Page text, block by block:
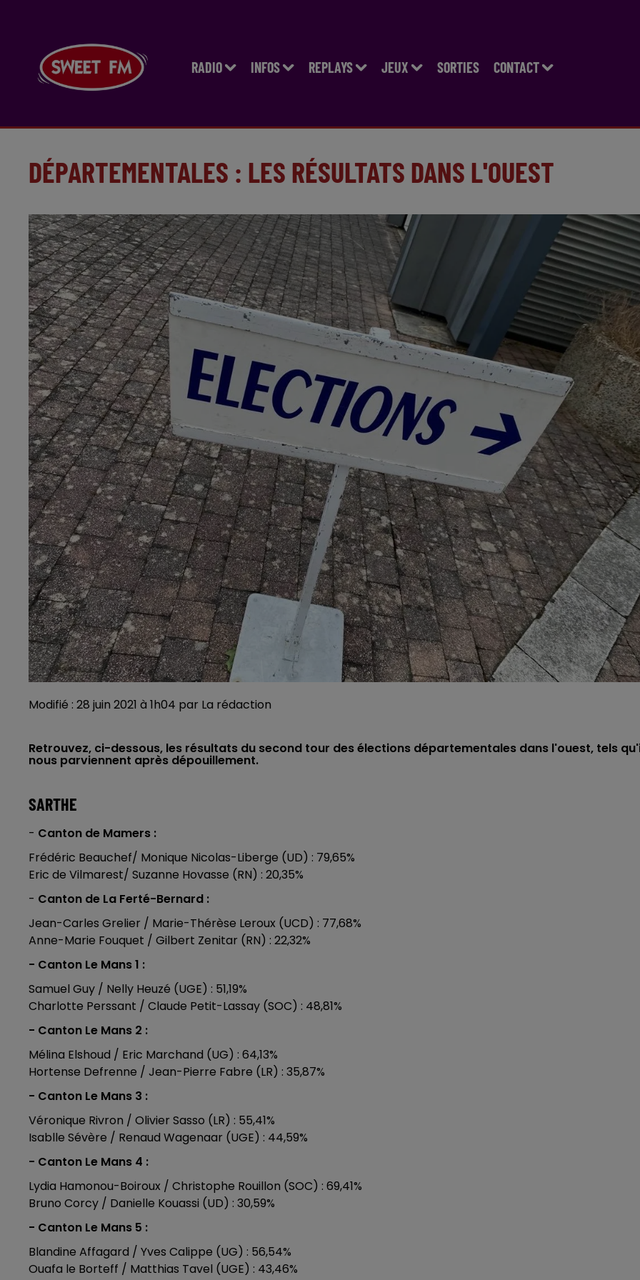
RADIO INFOS REPLAYS JEUX SORTIES CONTACT
DÉPARTEMENTALES : LES RÉSULTATS DANS L'OUEST
Modifié : 28 juin 2021 à 1h04 par La rédaction
Retrouvez, ci-dessous, les résultats du second tour des élections départementales dans l'ouest, tels
nous parviennent après dépouillement.
SARTHE
- Canton de Mamers :
Frédéric Beauchef/ Monique Nicolas-Liberge (UD) : 79,65%
Eric de Vilmarest/ Suzanne Hovasse (RN) : 20,35%
- Canton de La Ferté-Bernard :
Jean-Carles Grelier / Marie-Thérèse Leroux (UCD) : 77,68%
Anne-Marie Fouquet / Gilbert Zenitar (RN) : 22,32%
- Canton Le Mans 1 :
Samuel Guy / Nelly Heuzé (UGE) : 51,19%
Charlotte Perssant / Claude Petit-Lassay (SOC) : 48,81%
- Canton Le Mans 2 :
Mélina Elshoud / Eric Marchand (UG) : 64,13%
Hortense Defrenne / Jean-Pierre Fabre (LR) : 35,87%
- Canton Le Mans 3 :
Véronique Rivron / Olivier Sasso (LR) : 55,41%
Isablle Sévère / Renaud Wagenaar (UGE) : 44,59%
- Canton Le Mans 4 :
Lydia Hamonou-Boiroux / Christophe Rouillon (SOC) : 69,41%
Bruno Corcy / Danielle Kouassi (UD) : 30,59%
- Canton Le Mans 5 :
Blandine Affagard / Yves Calippe (UG) : 56,54%
Ouafa le Borteff / Matthias Tavel (UGE) : 43,46%